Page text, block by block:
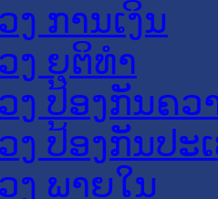
ງ ການເງິນ
ງ ຍຸຕິທໍາ
ງ ປ້ອງກັນຄວ
ງ ປ້ອງກັນປະ
ງ ພາຍໃນ